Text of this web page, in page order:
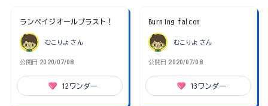
ランペイジオールブラスト！
むこりよ さん
公開日 2020/07/08
12 ワンダー
Burning falcon
むこりよ さん
公開日 2020/07/08
13 ワンダー